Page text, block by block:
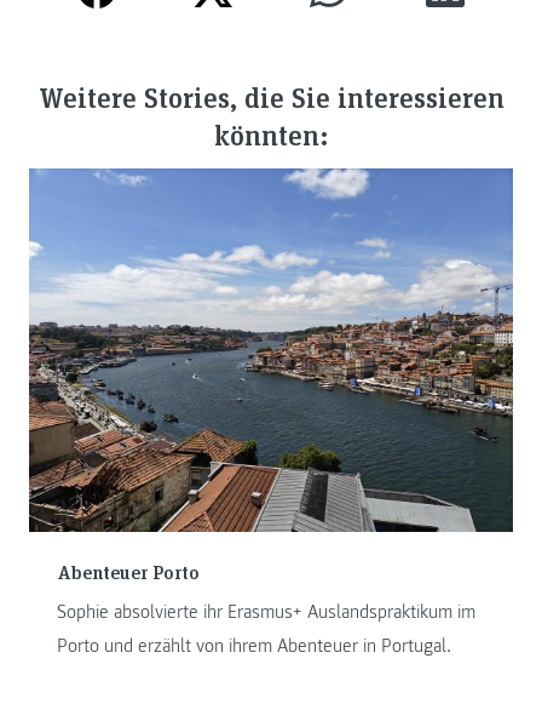
Weitere Stories, die Sie interessieren
könnten:
Abenteuer Porto
Sophie absolvierte ihr Erasmus+ Auslandspraktikum im
Porto und erzählt von ihrem Abenteuer in Portugal.